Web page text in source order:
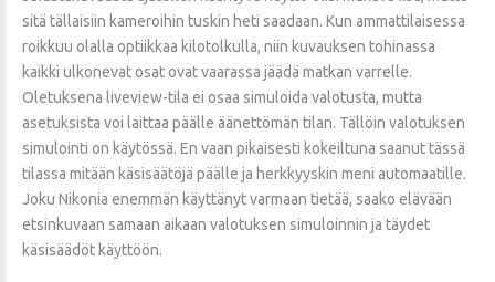
sitä tällaisiin kameroihin tuskin heti saadaan. Kun ammattilaisessa
roikkuu olalla optiikkaa kilotolkulla, niin kuvauksen tohinassa
kaikki ulkonevat osat ovat vaarassa jäädä matkan varrelle.
Oletuksena liveview-tila ei osaa simuloida valotusta, mutta
asetuksista voi laittaa päälle äänettömän tilan. Tällöin valotuksen
simulointi on käytössä. En vaan pikaisesti kokeiltuna saanut tässä
tilassa mitään käsisäätöjä päälle ja herkkyyskin meni automaatille.
Joku Nikonia enemmän käyttänyt varmaan tietää, saako elävään
etsinkuvaan samaan aikaan valotuksen simuloinnin ja täydet
käsisäädöt käyttöön.